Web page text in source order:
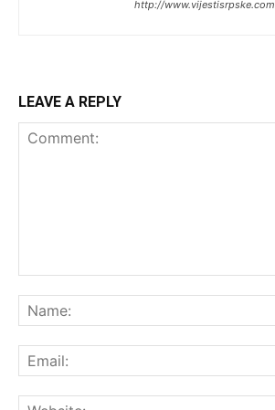
http://www.vijestisrpske.com
LEAVE A REPLY